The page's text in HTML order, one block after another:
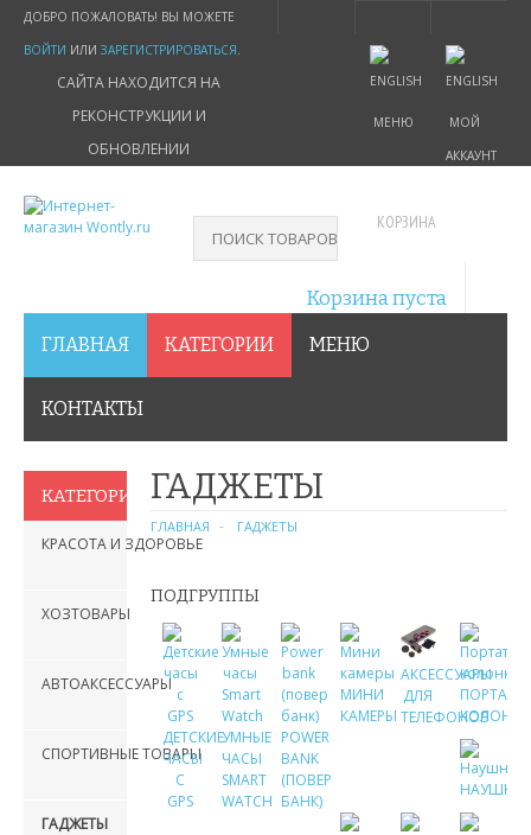
ДОБРО ПОЖАЛОВАТЬ! ВЫ МОЖЕТЕ
ВОЙТИ ИЛИ ЗАРЕГИСТРИРОВАТЬСЯ.
САЙТА НАХОДИТСЯ НА
РЕКОНСТРУКЦИИ И
ОБНОВЛЕНИИ
МЕНЮ
МОЙ
АККАУНТ
КОРЗИНА
Корзина пуста
ГЛАВНАЯ КАТЕГОРИИ МЕНЮ
КОНТАКТЫ
КАТЕГОРИИ
КРАСОТА И ЗДОРОВЬЕ
ХОЗТОВАРЫ
АВТОАКСЕССУАРЫ
СПОРТИВНЫЕ ТОВАРЫ
ГАДЖЕТЫ
ГАДЖЕТЫ
ГЛАВНАЯ ГАДЖЕТЫ
ПОДГРУППЫ
ДЕТСКИЕ
ЧАСЫ
С
GPS
УМНЫЕ
ЧАСЫ
SMART
WATCH
POWER
BANK
(ПОВЕР
БАНК)
МИНИ
КАМЕРЫ
АКСЕССУАРЫ
ДЛЯ
ТЕЛЕФОНОВКОЛОНКИ